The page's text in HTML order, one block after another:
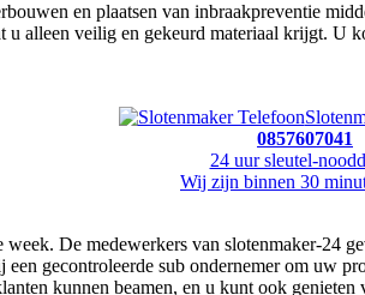
en plaatsen van inbraakpreventie
u alleen veilig en gekeurd materiaal krijgt.
0857607041
24 uur sleutel-
Wij zijn binnen 30
De medewerkers van slotenmaker-
gecontroleerde sub ondernemer om uw
kunnen beamen, en u kunt ook